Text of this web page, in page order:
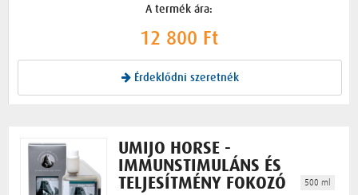
A termék ára:
12 800 Ft
Érdeklődni szeretnék
UMIJO HORSE -
IMMUNSTIMULÁNS ÉS
TELJESÍTMÉNY FOKOZÓ
500 ml